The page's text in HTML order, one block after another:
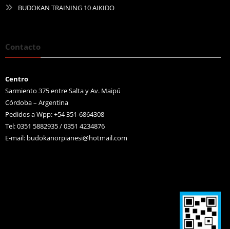
BUDOKAN TRAINING 10 AIKIDO
Contacto
Centro
Sarmiento 375 entre Salta y Av. Maipú
Córdoba – Argentina
Pedidos a Wpp: +54 351-6864308
Tel: 0351 5882935 / 0351 4234876
E-mail: budokanorpianesi@hotmail.com